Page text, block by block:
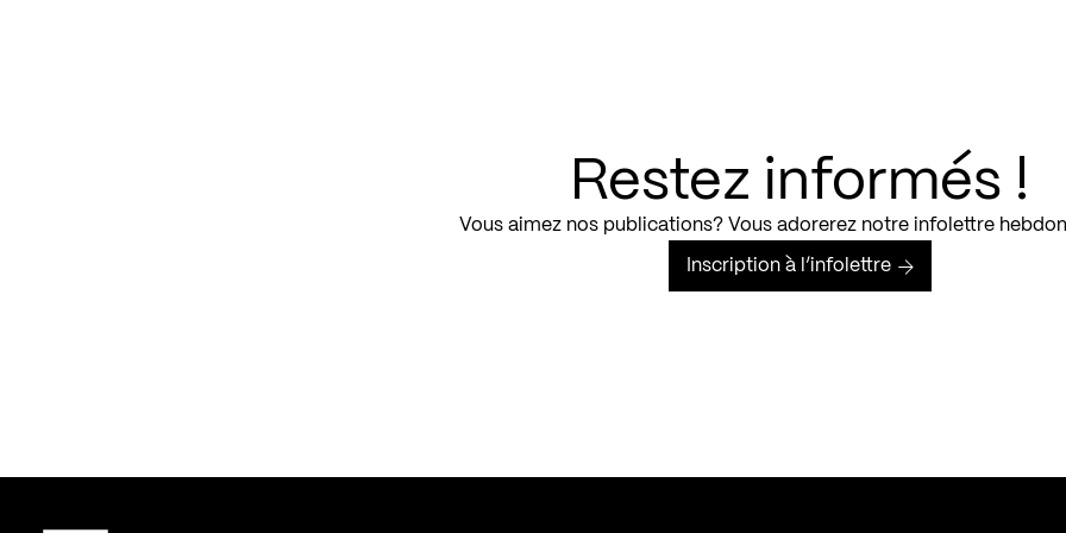
Restez informés !
Vous aimez nos publications? Vous adorerez notre infolettre
Inscription à l’infolettre